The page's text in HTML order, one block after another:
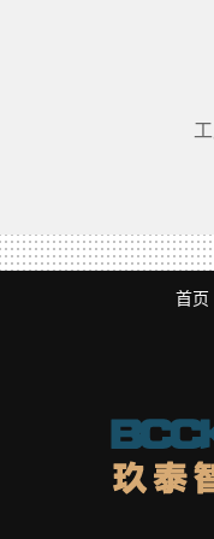
首页